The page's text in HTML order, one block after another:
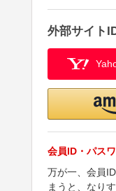
外部サイト
会員ID・パス
万が一、会員
まうと、なり